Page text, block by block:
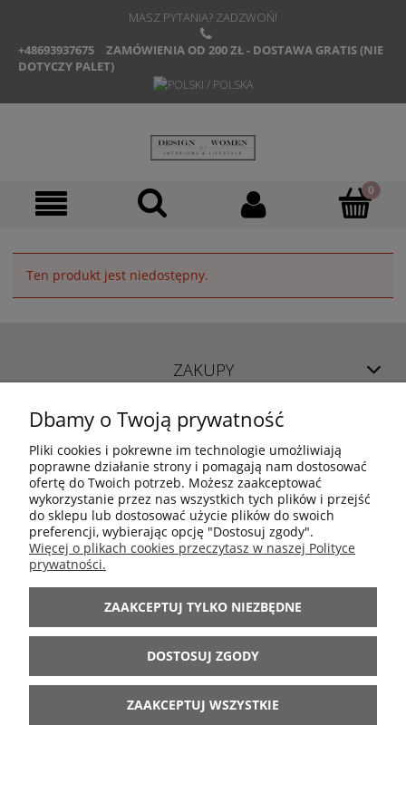
MASZ PYTANIA? ZADZWOŃ!
+48693937675
ZAMÓWIENIA OD 200 ZŁ - DOSTAWA GRATIS (NIE
DOTYCZY PALET)
Ten produkt jest niedostępny.
ZAKUPY
POMOC
MOJE KONTO
INFORMACJE
ARANŻACJE
BĄDŹ Z NAMI
Dbamy o Twoją prywatność
Pliki cookies i pokrewne im technologie umożliwiają
poprawne działanie strony i pomagają nam dostosować
ofertę do Twoich potrzeb. Możesz zaakceptować
wykorzystanie przez nas wszystkich tych plików i przejść
do sklepu lub dostosować użycie plików do swoich
preferencji, wybierając opcję "Dostosuj zgody".
Więcej o plikach cookies przeczytasz w naszej Polityce
prywatności.
ZAAKCEPTUJ TYLKO NIEZBĘDNE
DOSTOSUJ ZGODY
ZAAKCEPTUJ WSZYSTKIE